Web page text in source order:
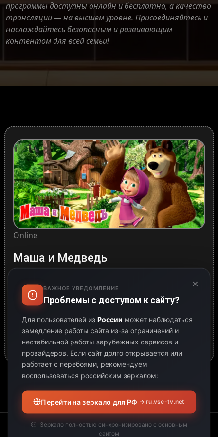
программы доступны онлайн и бесплатно, а качество
трансляции — на высшем уровне. Присоединяйтесь и
наслаждайтесь безопасным и развивающим
контентом для всей семьи!
Online
Маша и Медведь
Онлайн ТВ/Детские
0 |
В нашем веб-плеере вы можете смотреть все
серии мультсериала "Маша и Медведь" онлайн в
хорошем...
×
ВАЖНОЕ УВЕДОМЛЕНИЕ
Проблемы с доступом к сайту?
Для пользователей из России может наблюдаться
замедление работы сайта из-за ограничений и
нестабильной работы зарубежных сервисов и
провайдеров. Если сайт долго открывается или
работает с перебоями, рекомендуем
воспользоваться российским зеркалом:
Перейти на зеркало для РФ → ru.vse-tv.net
Зеркало полностью синхронизировано с основным
сайтом